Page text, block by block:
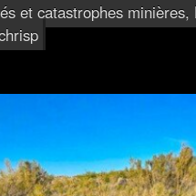
et catastrophes minières,